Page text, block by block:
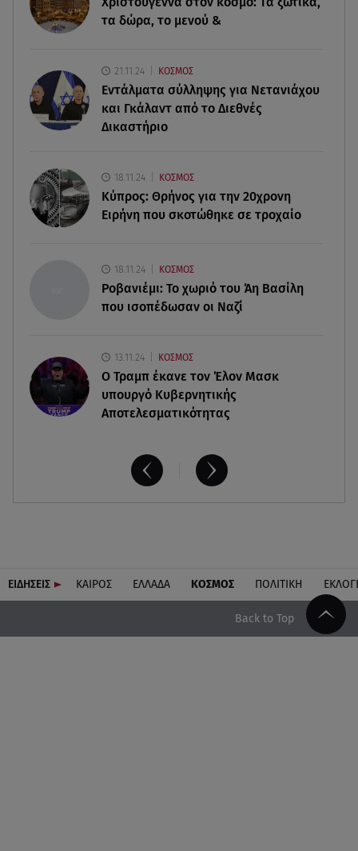
αποτελέσματα
μου. Τα έχασα όλα»
07.08.26 , 16:03
Καιρός: Έρχονται ξανά 40άρια - Σε ποιες περιοχές
07.08.26 , 16:00
Ανακάλυψε ξανά τη δύναμή σου: μην σε τρομάζει
η μυϊκή απώλεια
Ιωάννα Τούνη - Δημήτρης Σπυριδωνίδης: Η
throwback φωτογραφία από την Ίμπιζα
τα δώρα, το μενού &
21.11.24 ΚΟΣΜΟΣ
Εντάλματα σύλληψης για Νετανιάχου
και Γκάλαντ από το Διεθνές
Δικαστήριο
18.11.24 ΚΟΣΜΟΣ
Κύπρος: Θρήνος για την 20χρονη
Ειρήνη που σκοτώθηκε σε τροχαίο
18.11.24 ΚΟΣΜΟΣ
Ροβανιέμι: Το χωριό του Άη Βασίλη
που ισοπέδωσαν οι Ναζί
13.11.24 ΚΟΣΜΟΣ
O Τραμπ έκανε τον Έλον Μασκ
υπουργό Κυβερνητικής
Αποτελεσματικότητας
ΕΙΔΗΣΕΙΣ ΚΑΙΡΟΣ ΕΛΛΑΔΑ ΚΟΣΜΟΣ ΠΟΛΙΤΙΚΗ
Back to Top